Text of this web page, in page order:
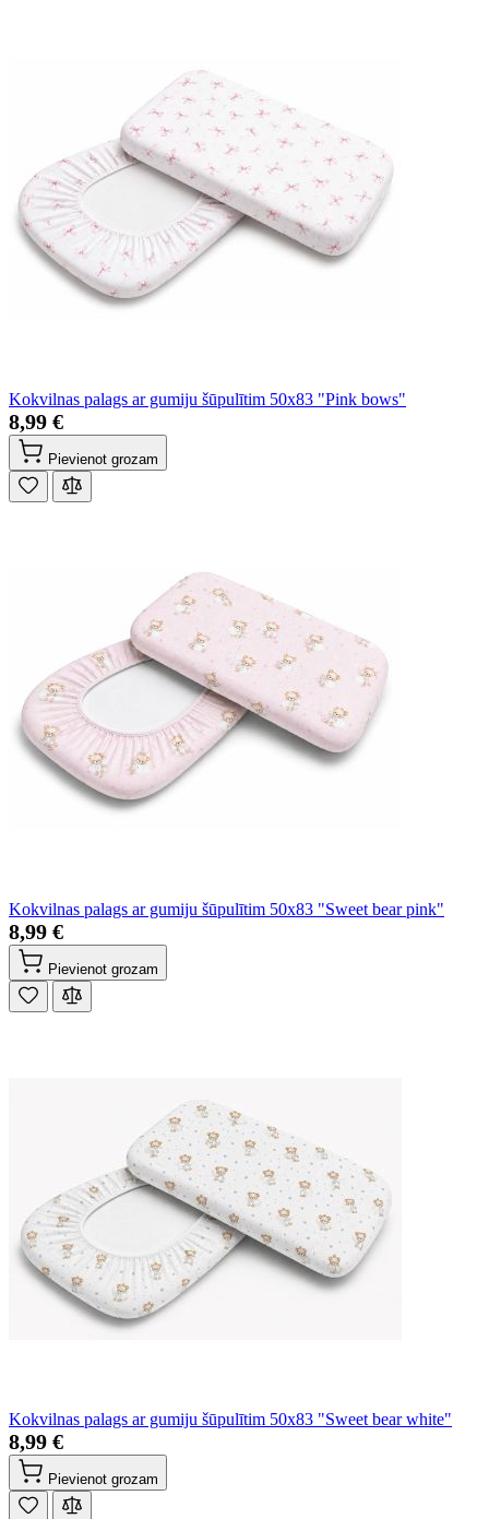
Kokvilnas palags ar gumiju šūpulītim 50x83 "Pink bows"
8,99 €
Pievienot grozam
Kokvilnas palags ar gumiju šūpulītim 50x83 "Sweet bear pink"
8,99 €
Pievienot grozam
Kokvilnas palags ar gumiju šūpulītim 50x83 "Sweet bear white"
8,99 €
Pievienot grozam